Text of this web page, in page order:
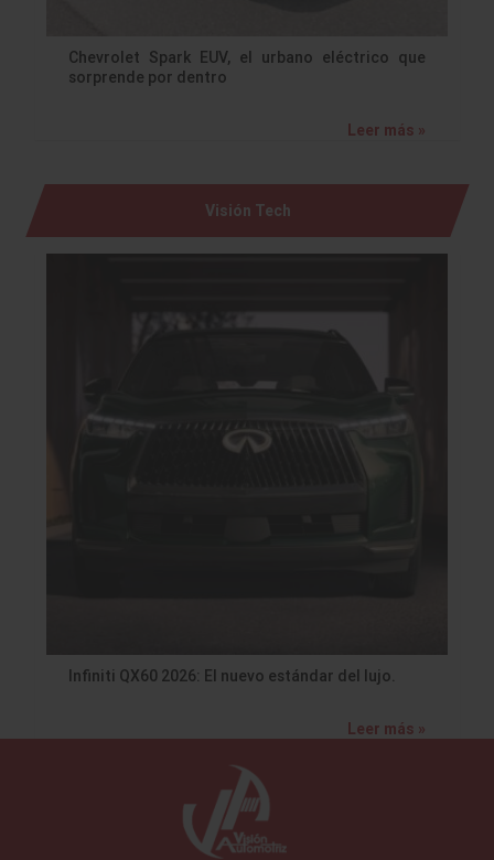
Chevrolet Spark EUV, el urbano eléctrico que
sorprende por dentro
Leer más »
Visión Tech
Infiniti QX60 2026: El nuevo estándar del lujo.
Leer más »